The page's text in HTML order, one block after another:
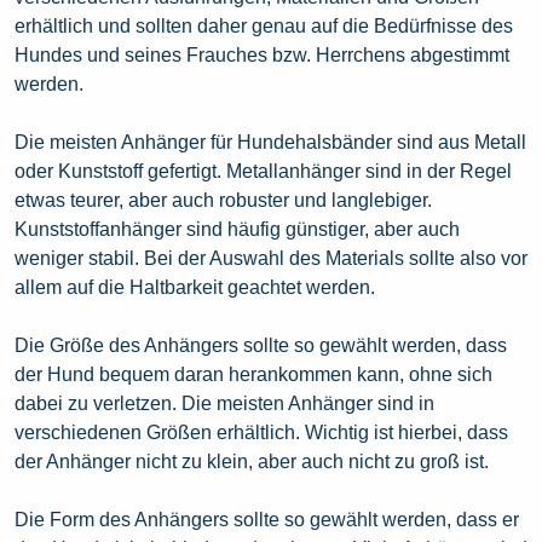
erhältlich und sollten daher genau auf die Bedürfnisse des
Hundes und seines Frauches bzw. Herrchens abgestimmt
werden.
Die meisten Anhänger für Hundehalsbänder sind aus Metall
oder Kunststoff gefertigt. Metallanhänger sind in der Regel
etwas teurer, aber auch robuster und langlebiger.
Kunststoffanhänger sind häufig günstiger, aber auch
weniger stabil. Bei der Auswahl des Materials sollte also vor
allem auf die Haltbarkeit geachtet werden.
Die Größe des Anhängers sollte so gewählt werden, dass
der Hund bequem daran herankommen kann, ohne sich
dabei zu verletzen. Die meisten Anhänger sind in
verschiedenen Größen erhältlich. Wichtig ist hierbei, dass
der Anhänger nicht zu klein, aber auch nicht zu groß ist.
Die Form des Anhängers sollte so gewählt werden, dass er